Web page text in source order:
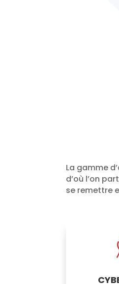
La gamme
d’où l’on
se remettre